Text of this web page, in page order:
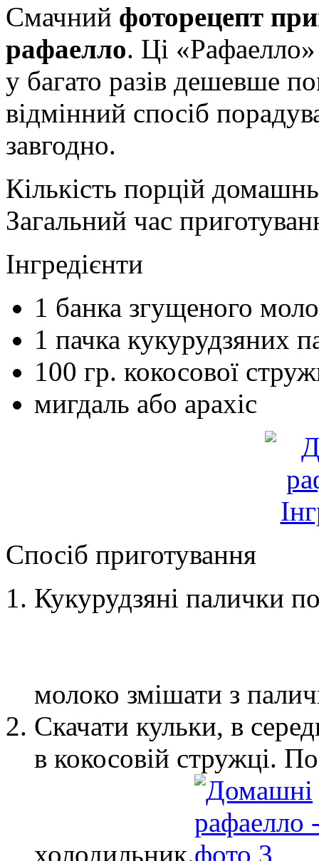
Смачний фоторецепт
рафаелло. Ці
у багато разів дешевше
відмінний спосіб
завгодно.
Кількість порцій
Загальний час
Інгредієнти
1 банка згущеного
1 пачка кукурудзяних
100 гр. кокосової
мигдаль або арахіс
Спосіб приготування
Кукурудзяні палички
молоко змішати з
Скачати кульки, в
в кокосовій стружці.
холодильник.